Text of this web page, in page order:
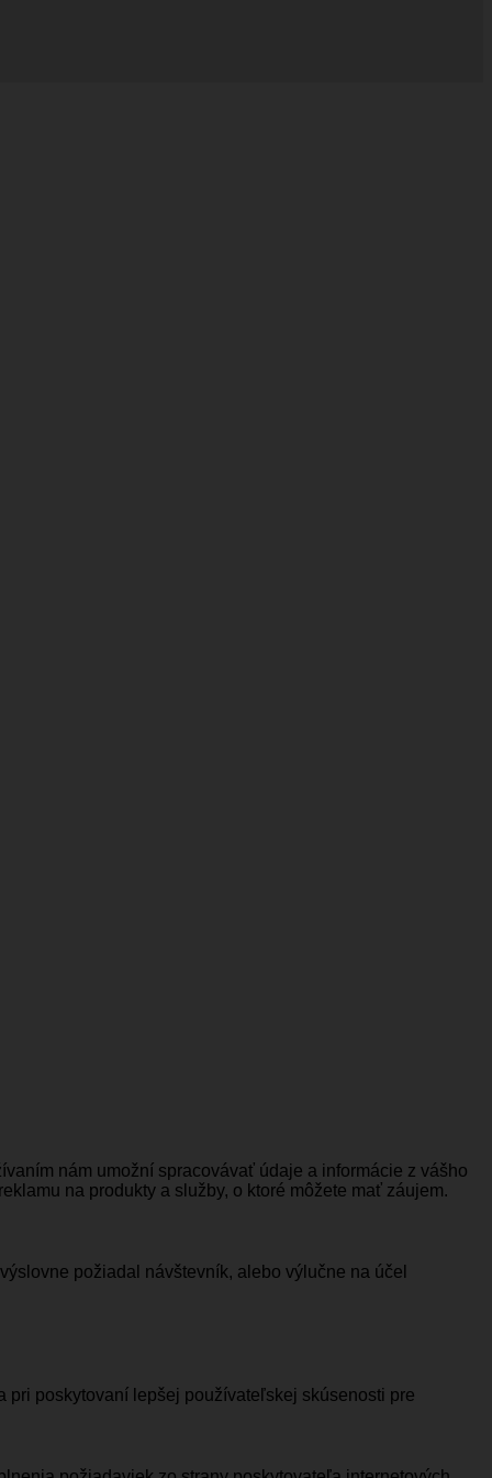
nám umožní spracovávať údaje a informácie z vášho
na produkty a služby, o ktoré môžete mať záujem.
požiadal návštevník, alebo výlučne na účel
poskytovaní lepšej používateľskej skúsenosti pre